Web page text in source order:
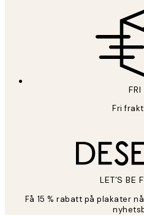
FRI
Fri
LET’S BE
Få 15 % rabatt på plakater